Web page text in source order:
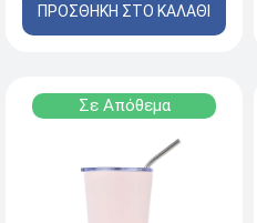
ΠΡΟΣΘΗΚΗ ΣΤΟ ΚΑΛΑΘΙ
Σε Απόθεμα